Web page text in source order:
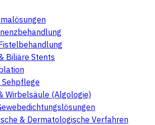
Biliäre Stents
Wirbelsäule (Algologie)
& Dermatologische Verfahren